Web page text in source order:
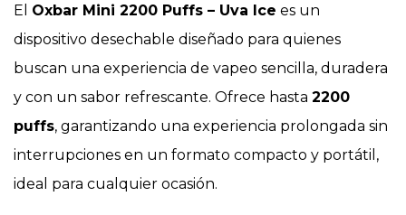
El Oxbar Mini 2200 Puffs – Uva Ice es un
dispositivo desechable diseñado para quienes
buscan una experiencia de vapeo sencilla, duradera
y con un sabor refrescante. Ofrece hasta 2200
puffs, garantizando una experiencia prolongada sin
interrupciones en un formato compacto y portátil,
ideal para cualquier ocasión.